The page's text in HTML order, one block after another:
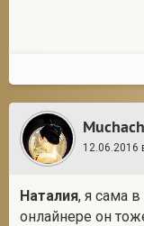
12.06.2016
Наталия, я сама
онлайнере он